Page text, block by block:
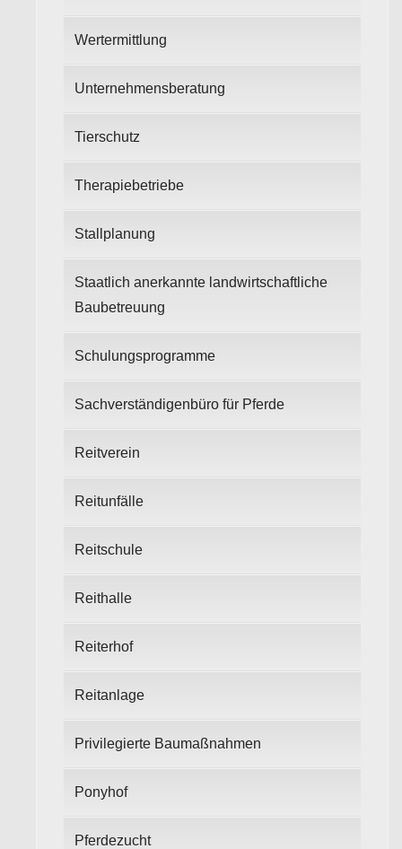
Wertermittlung
Unternehmensberatung
Tierschutz
Therapiebetriebe
Stallplanung
Staatlich anerkannte landwirtschaftliche
Baubetreuung
Schulungsprogramme
Sachverständigenbüro für Pferde
Reitverein
Reitunfälle
Reitschule
Reithalle
Reiterhof
Reitanlage
Privilegierte Baumaßnahmen
Ponyhof
Pferdezucht